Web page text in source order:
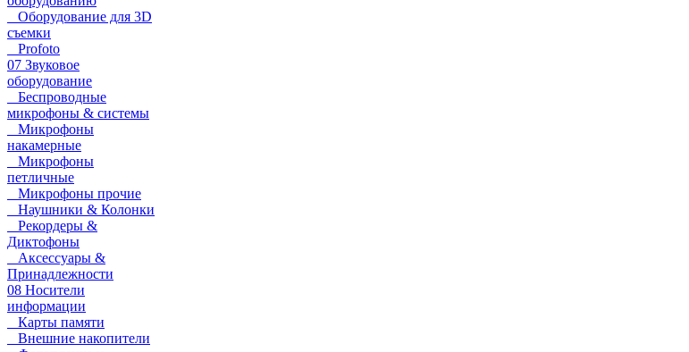
Оборудование для 3D
съемки
Profoto
07 Звуковое
оборудование
Беспроводные
микрофоны & системы
Микрофоны
накамерные
Микрофоны
петличные
Микрофоны прочие
Наушники & Колонки
Рекордеры &
Диктофоны
Аксессуары &
Принадлежности
08 Носители
информации
Карты памяти
Внешние накопители